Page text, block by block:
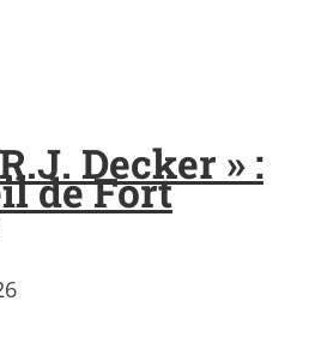
Decker » :
de Fort